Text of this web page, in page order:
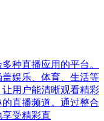
种直播应用的平台。
娱乐、体育、生活等
用户能清晰观看精彩
直播频道。通过整合
受精彩直